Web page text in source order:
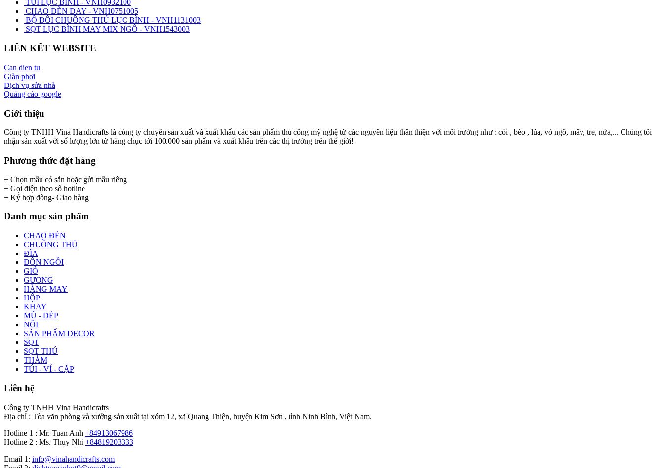
TÚI LỤC BÌNH - VNH0932100
CHAO ĐÈN ĐAY - VNH0751005
BỘ ĐÔI CHUỒNG THÚ LỤC BÌNH - VNH1131003
SỌT LỤC BÌNH MAY MIX NGÔ - VNH1543003
LIÊN KẾT WEBSITE
Can dien tu
Giàn phơi
Dịch vụ sửa nhà
Quảng cáo google
Giới thiệu
Công ty TNHH Vina Handicrafts là công ty chuyên sản xuất và xuất khẩu các sản phẩm thủ công mỹ nghệ từ các nguyên liệu thân thiện với môi trường như : cói , bèo , lúa, vỏ ngô, mây, tre, nứa,... Chúng tôi
nhận sản xuất với số lượng lớn từ hàng chục tới 100.000 sản phẩm và xuất khẩu trên các thị trường trên thế giới!
Phương thức đặt hàng
+ Chọn mẫu có sẵn hoặc gửi mẫu riêng
+ Gọi điện theo số hotline
+ Ký hợp đồng- Giao hàng
Danh mục sản phẩm
CHAO ĐÈN
CHUỒNG THÚ
ĐĨA
ĐÔN NGỒI
GIỎ
GƯƠNG
HÀNG MAY
HỘP
KHAY
MŨ - DÉP
NÔI
SẢN PHẨM DECOR
SỌT
SỌT THÚ
THẢM
TÚI - VÍ - CẶP
Liên hệ
Công ty TNHH Vina Handicrafts
Địa chỉ : Tòa văn phòng và xưởng sản xuất tại xóm 12, xã Quang Thiện, huyện Kim Sơn , tỉnh Ninh Bình, Việt Nam.
Hotline 1 : Mr. Tuan Anh +84913067986
Hotline 2 : Ms. Thuy Nhi +84819203333
Email 1: info@vinahandicrafts.com